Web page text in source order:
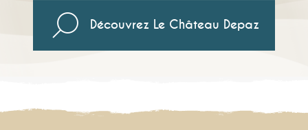
Découvrez Le Château Depaz